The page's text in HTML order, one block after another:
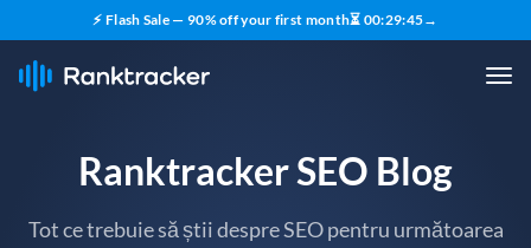
⚡ Flash Sale — 90% off your first month⏳ 00:29:44→
Ranktracker SEO Blog
Tot ce trebuie să știi despre SEO pentru următoarea